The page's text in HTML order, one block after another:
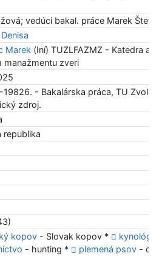
vedúci bakal. práce Marek
Marek(Iní) TUZLFAZMZ - Katedra
manažmentu zveri
- Bakalárska práca, TU
zdroj.
republika
kopov- Slovak kopov * kynológia
- hunting * plemená psov-